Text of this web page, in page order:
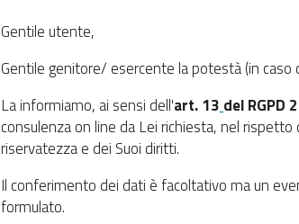
Gentile utente,
Gentile genitore/ esercente la potestà (in
La informiamo, ai sensi dell'art. 13 del RGPD
consulenza on line da Lei richiesta, nel
riservatezza e dei Suoi diritti.
Il conferimento dei dati è facoltativo ma un
formulato.